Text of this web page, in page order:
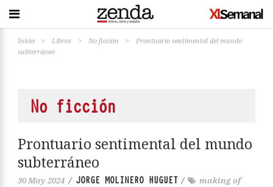
Inicio > Libros > No ficción >
Prontuario sentimental del mundo
subterráneo
No ficción
Prontuario sentimental del mundo
subterráneo
30 May 2024 / JORGE MOLINERO HUGUET / making of